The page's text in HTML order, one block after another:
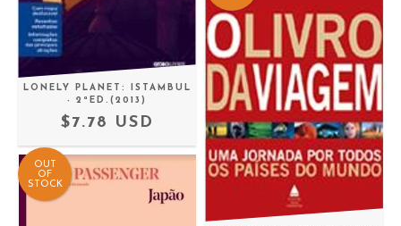
LONELY PLANET: ISTAMBUL
- 2ªED.(2013)
$7.78 USD
OUT
OF
STOCK